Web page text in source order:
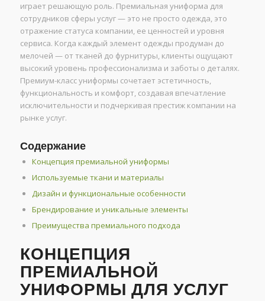
играет решающую роль. Премиальная униформа для
сотрудников сферы услуг — это не просто одежда, это
отражение статуса компании, ее ценностей и уровня
сервиса. Когда каждый элемент одежды продуман до
мелочей — от тканей до фурнитуры, клиенты ощущают
высокий уровень профессионализма и заботы о деталях.
Премиум-класс униформы сочетает эстетичность,
функциональность и комфорт, создавая впечатление
исключительности и подчеркивая престиж компании на
рынке услуг.
Содержание
Концепция премиальной униформы
Используемые ткани и материалы
Дизайн и функциональные особенности
Брендирование и уникальные элементы
Преимущества премиального подхода
КОНЦЕПЦИЯ
ПРЕМИАЛЬНОЙ
УНИФОРМЫ ДЛЯ УСЛУГ